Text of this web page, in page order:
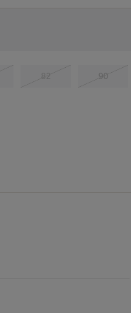
82 90